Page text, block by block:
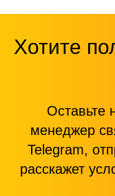
Хотите
Оставьте
менеджер
Telegram,
расскажет